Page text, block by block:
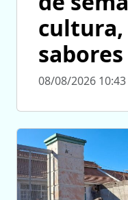
sabores
08/08/2026 10:43